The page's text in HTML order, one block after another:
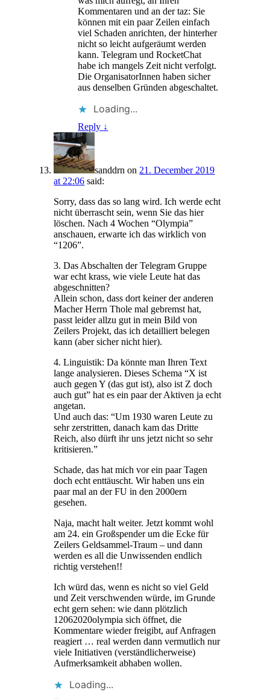
Kommentaren und an der taz: Sie
können mit ein paar Zeilen einfach
viel Schaden anrichten, der hinterher
nicht so leicht aufgeräumt werden
kann. Telegram und RocketChat
habe ich mangels Zeit nicht verfolgt.
Die OrganisatorInnen haben sicher
aus denselben Gründen abgeschaltet.
Loading...
Reply ↓
sanddrn on 21. December 2019
at 22:06 said:
Sorry, dass das so lang wird. Ich werde echt
nicht überrascht sein, wenn Sie das hier
löschen. Nach 4 Wochen “Olympia”
anschauen, erwarte ich das wirklich von
“1206”.
3. Das Abschalten der Telegram Gruppe
war echt krass, wie viele Leute hat das
abgeschnitten?
Allein schon, dass dort keiner der anderen
Macher Herrn Thole mal gebremst hat,
passt leider allzu gut in mein Bild von
Zeilers Projekt, das ich detailliert belegen
kann (aber sicher nicht hier).
4. Linguistik: Da könnte man Ihren Text
lange analysieren. Dieses Schema “X ist
auch gegen Y (das gut ist), also ist Z doch
auch gut” hat es ein paar der Aktiven ja echt
angetan.
Und auch das: “Um 1930 waren Leute zu
sehr zerstritten, danach kam das Dritte
Reich, also dürft ihr uns jetzt nicht so sehr
kritisieren.”
Schade, das hat mich vor ein paar Tagen
doch echt enttäuscht. Wir haben uns ein
paar mal an der FU in den 2000ern
gesehen.
Naja, macht halt weiter. Jetzt kommt wohl
am 24. ein Großspender um die Ecke für
Zeilers Geldsammel-Traum – und dann
werden es all die Unwissenden endlich
richtig verstehen!!
Ich würd das, wenn es nicht so viel Geld
und Zeit verschwenden würde, im Grunde
echt gern sehen: wie dann plötzlich
12062020olympia sich öffnet, die
Kommentare wieder freigibt, auf Anfragen
reagiert … real werden dann vermutlich nur
viele Initiativen (verständlicherweise)
Aufmerksamkeit abhaben wollen.
Loading...